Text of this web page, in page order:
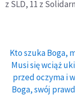
z SLD, 11 z
Kto szuka Boga,
Musi się wciąż
przed oczyma i
Boga, swój